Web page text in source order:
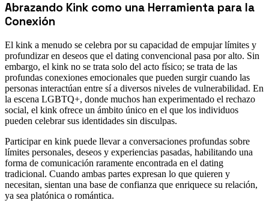
Abrazando Kink como una Herramienta para la
Conexión
El kink a menudo se celebra por su capacidad de empujar límites y
profundizar en deseos que el dating convencional pasa por alto. Sin
embargo, el kink no se trata solo del acto físico; se trata de las
profundas conexiones emocionales que pueden surgir cuando las
personas interactúan entre sí a diversos niveles de vulnerabilidad. En
la escena LGBTQ+, donde muchos han experimentado el rechazo
social, el kink ofrece un ámbito único en el que los individuos
pueden celebrar sus identidades sin disculpas.
Participar en kink puede llevar a conversaciones profundas sobre
límites personales, deseos y experiencias pasadas, habilitando una
forma de comunicación raramente encontrada en el dating
tradicional. Cuando ambas partes expresan lo que quieren y
necesitan, sientan una base de confianza que enriquece su relación,
ya sea platónica o romántica.